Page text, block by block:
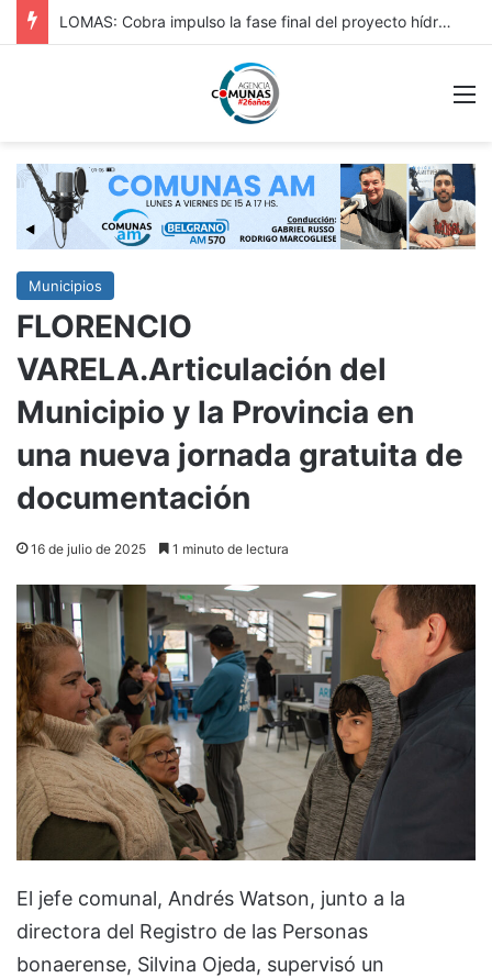
HURLINGAM: IMPORTANTE: REPAVIMENTACIÓN DE VERGARA Y OBRA HIDRÁULICA EN ORIGONE
Municipios
FLORENCIO
VARELA.Articulación del
Municipio y la Provincia en
una nueva jornada gratuita de
documentación
16 de julio de 2025 1 minuto de lectura
El jefe comunal, Andrés Watson, junto a la
directora del Registro de las Personas
bonaerense, Silvina Ojeda, supervisó un